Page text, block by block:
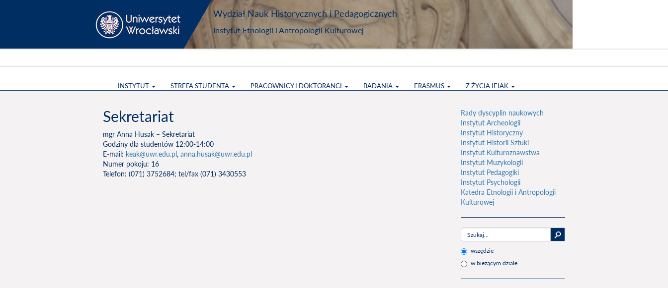
Wydział Nauk Historycznych i Pedagogicznych
Instytut Etnologii i Antropologii Kulturowej
INSTYTUT STREFA STUDENTA PRACOWNICY I DOKTORANCI BADANIA ERASMUS Z ŻYCIA IEIAK
Sekretariat
mgr Anna Husak – Sekretariat
Godziny dla studentów 12:00-14:00
E-mail: keak@uwr.edu.pl, anna.husak@uwr.edu.pl
Numer pokoju: 16
Telefon: (071) 3752684; tel/fax (071) 3430553
Rady dyscyplin naukowych
Instytut Archeologii
Instytut Historyczny
Instytut Historii Sztuki
Instytut Kulturoznawstwa
Instytut Muzykologii
Instytut Pedagogiki
Instytut Psychologii
Katedra Etnologii i Antropologii
Kulturowej
wszędzie
w bieżącym dziale